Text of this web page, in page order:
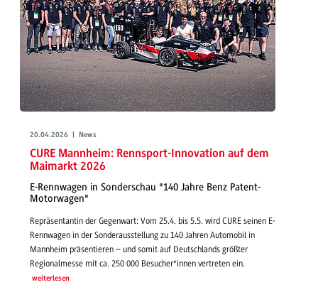
20.04.2026 | News
CURE Mannheim: Rennsport-Innovation auf dem
Maimarkt 2026
E-Rennwagen in Sonderschau "140 Jahre Benz Patent-
Motorwagen"
Repräsentantin der Gegenwart: Vom 25.4. bis 5.5. wird CURE seinen E-
Rennwagen in der Sonderausstellung zu 140 Jahren Automobil in
Mannheim präsentieren – und somit auf Deutschlands größter
Regionalmesse mit ca. 250 000 Besucher*innen vertreten ein.
weiterlesen